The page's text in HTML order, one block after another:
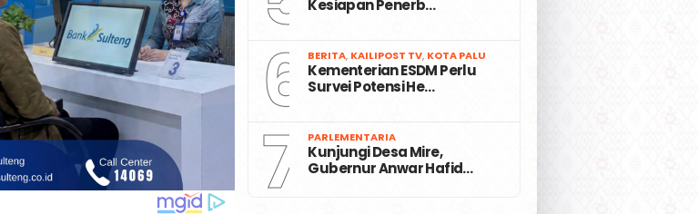
Kesiapan Penerb…
6 BERITA, KAILIPOST TV, KOTA PALU
Kementerian ESDM Perlu
Survei Potensi He…
7 PARLEMENTARIA
Kunjungi Desa Mire,
Gubernur Anwar Hafid…